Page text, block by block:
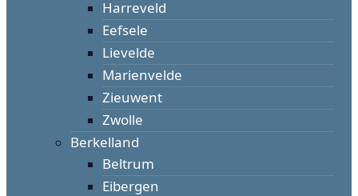
Harreveld
Eefsele
Lievelde
Marienvelde
Zieuwent
Zwolle
Berkelland
Beltrum
Eibergen